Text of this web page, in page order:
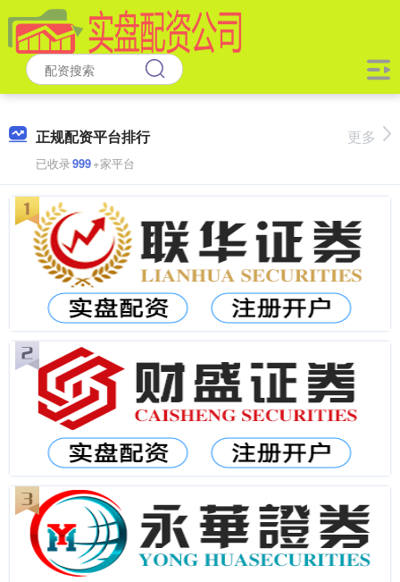
正规配资平台排行
已收录999+家平台
更多